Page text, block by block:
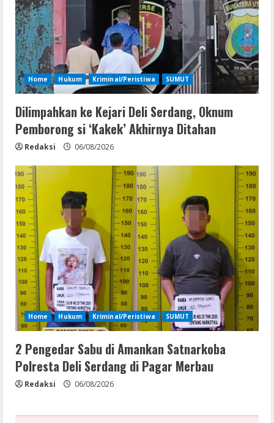
Home Hukum Kriminal/Peristiwa SUMUT
Dilimpahkan ke Kejari Deli Serdang, Oknum
Pemborong si ‘Kakek’ Akhirnya Ditahan
Redaksi 06/08/2026
Home Hukum Kriminal/Peristiwa SUMUT
2 Pengedar Sabu di Amankan Satnarkoba
Polresta Deli Serdang di Pagar Merbau
Redaksi 06/08/2026